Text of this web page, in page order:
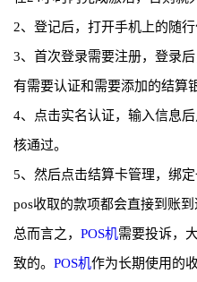
2、登记后，打开手机上的随行
3、首次登录需要注册，登录
有需要认证和需要添加的结算
4、点击实名认证，输入信息
核通过。
5、然后点击结算卡管理，绑
pos收取的款项都会直接到账到
总而言之， POS机需要投诉，
致的。 POS机作为长期使用的